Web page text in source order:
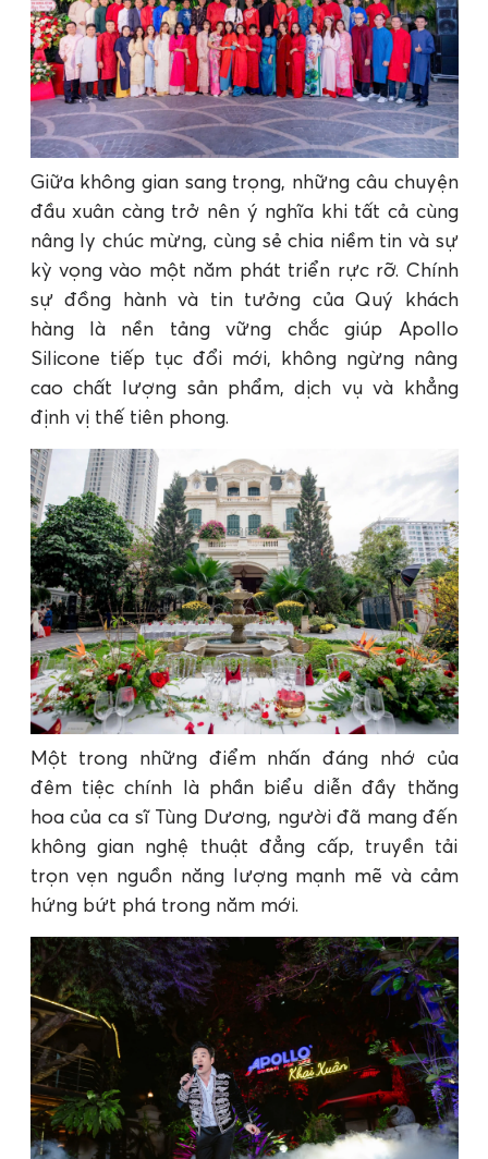
Giữa không gian sang trọng, những câu chuyện
đầu xuân càng trở nên ý nghĩa khi tất cả cùng
nâng ly chúc mừng, cùng sẻ chia niềm tin và sự
kỳ vọng vào một năm phát triển rực rỡ. Chính
sự đồng hành và tin tưởng của Quý khách
hàng là nền tảng vững chắc giúp Apollo
Silicone tiếp tục đổi mới, không ngừng nâng
cao chất lượng sản phẩm, dịch vụ và khẳng
định vị thế tiên phong.
Một trong những điểm nhấn đáng nhớ của
đêm tiệc chính là phần biểu diễn đầy thăng
hoa của ca sĩ Tùng Dương, người đã mang đến
không gian nghệ thuật đẳng cấp, truyền tải
trọn vẹn nguồn năng lượng mạnh mẽ và cảm
hứng bứt phá trong năm mới.